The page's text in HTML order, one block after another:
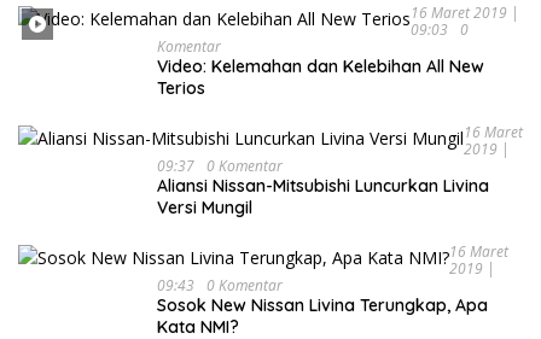
16 Maret 2019 |
09:03
0
Komentar
Video: Kelemahan dan Kelebihan All New
Terios
16 Maret
2019 |
09:37 0 Komentar
Aliansi Nissan-Mitsubishi Luncurkan Livina
Versi Mungil
16 Maret
2019 |
09:43
0 Komentar
Sosok New Nissan Livina Terungkap, Apa
Kata NMI?